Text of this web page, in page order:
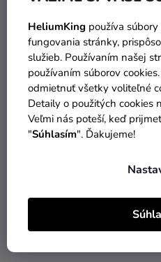
HeliumKing používa
fungovania stránky,
služieb. Používaním našej
používaním súborov
odmietnuť všetky voliteľné
Detaily o použitých cookies
Veľmi nás poteší, keď
"Súhlasím". Ďakujeme!
TIP